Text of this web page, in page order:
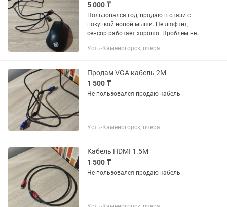
5 000 ₸
Пользовался год, продаю в связи с
покупкой новой мыши. Не люфтит,
сенсор работает хорошо. Проблем не
Усть-Каменогорск, вчера
Продам VGA кабель 2M
1 500 ₸
Не пользовался продаю кабель
Усть-Каменогорск, вчера
Кабель HDMI 1.5M
1 500 ₸
Не пользовался продаю кабель